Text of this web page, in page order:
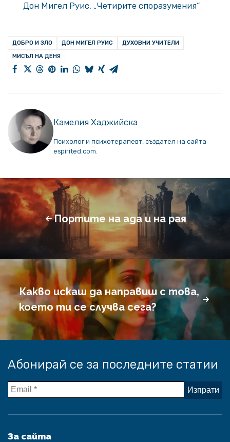
Дон Мигел Руис, „Четирите споразумения“
ДОБРО И ЗЛО ДОН МИГЕЛ РУИС
ДУХОВНИ УЧИТЕЛИ
МИСЪЛ НА ДЕНЯ
Камелия Хаджийска
Психолог и психотерапевт, създател на сайта
espirited.com.
Портите на ада и на рая
Какво искаш да направиш с това,
което ти се случва сега?
Абонирай се за последните статии
За сайта